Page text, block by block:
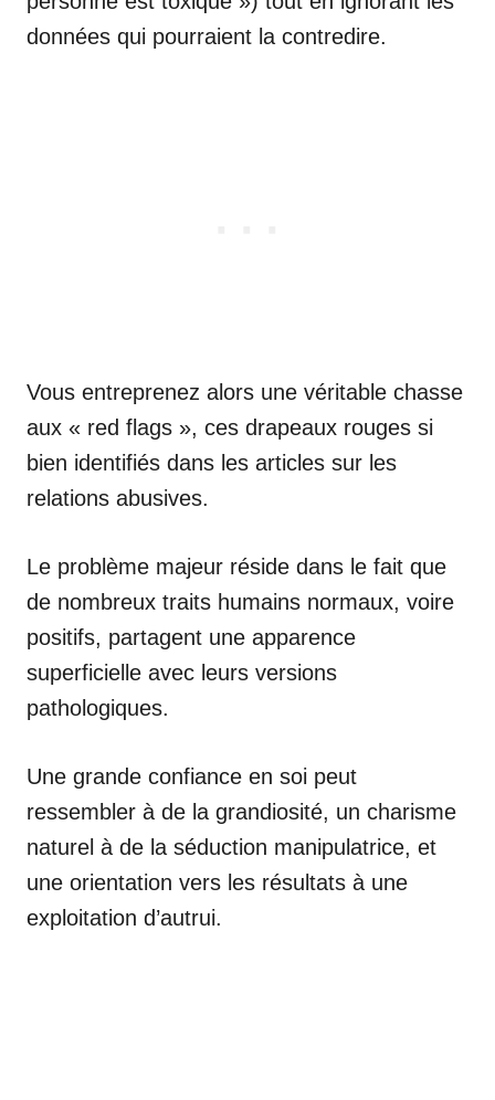
données qui pourraient la contredire.
Vous entreprenez alors une véritable chasse
aux « red flags », ces drapeaux rouges si
bien identifiés dans les articles sur les
relations abusives.
Le problème majeur réside dans le fait que
de nombreux traits humains normaux, voire
positifs, partagent une apparence
superficielle avec leurs versions
pathologiques.
Une grande confiance en soi peut
ressembler à de la grandiosité, un charisme
naturel à de la séduction manipulatrice, et
une orientation vers les résultats à une
exploitation d’autrui.